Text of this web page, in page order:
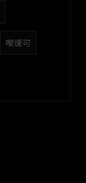
喫煙可